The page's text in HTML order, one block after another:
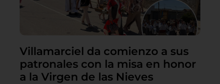
Villamarciel da comienzo a sus
patronales con la misa en honor
a la Virgen de las Nieves